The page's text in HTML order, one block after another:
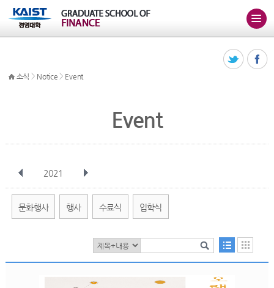
소식 > Notice > Event
Event
2021
전체 1월 2월 4월 5월 6월
문화행사 행사 수료식 입학식